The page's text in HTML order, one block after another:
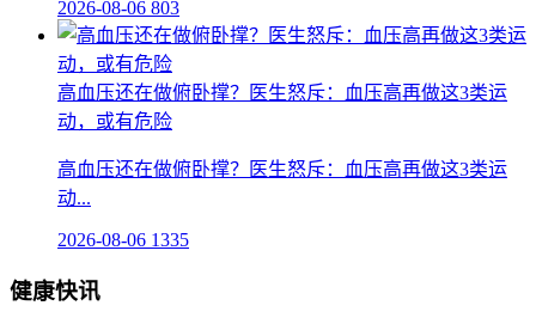
2026-08-06 803
高血压还在做俯卧撑？医生怒斥：血压高再做这3类运
动，或有危险
高血压还在做俯卧撑？医生怒斥：血压高再做这3类运
动...
2026-08-06 1335
健康快讯